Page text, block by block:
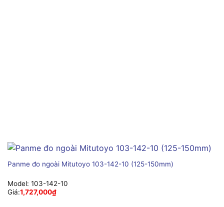
Panme đo ngoài Mitutoyo 103-142-10 (125-150mm)
Model: 103-142-10
Giá:1,727,000₫